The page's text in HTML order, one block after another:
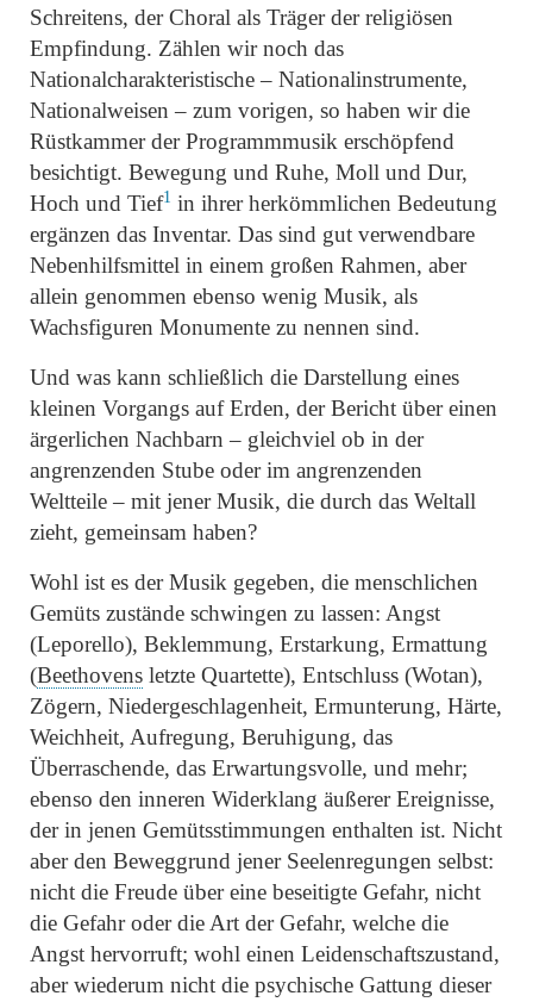
Schreitens, der Choral als Träger der religiösen
Empfindung. Zählen wir noch das
Nationalcharakteristische – Nationalinstrumente,
Nationalweisen – zum vorigen, so haben wir die
Rüstkammer der Programmmusik erschöpfend
besichtigt. Bewegung und Ruhe, Moll und Dur,
Hoch und Tief1 in ihrer herkömmlichen Bedeutung
ergänzen das Inventar. Das sind gut verwendbare
Nebenhilfsmittel in einem großen Rahmen, aber
allein genommen ebenso wenig Musik, als
Wachsfiguren Monumente zu nennen sind.
Und was kann schließlich die Darstellung eines
kleinen Vorgangs auf Erden, der Bericht über einen
ärgerlichen Nachbarn – gleichviel ob in der
angrenzenden Stube oder im angrenzenden
Weltteile – mit jener Musik, die durch das Weltall
zieht, gemeinsam haben?
Wohl ist es der Musik gegeben, die menschlichen
Gemüts zustände schwingen zu lassen: Angst
(Leporello), Beklemmung, Erstarkung, Ermattung
(Beethovens letzte Quartette), Entschluss (Wotan),
Zögern, Niedergeschlagenheit, Ermunterung, Härte,
Weichheit, Aufregung, Beruhigung, das
Überraschende, das Erwartungsvolle, und mehr;
ebenso den inneren Widerklang äußerer Ereignisse,
der in jenen Gemütsstimmungen enthalten ist. Nicht
aber den Beweggrund jener Seelenregungen selbst:
nicht die Freude über eine beseitigte Gefahr, nicht
die Gefahr oder die Art der Gefahr, welche die
Angst hervorruft; wohl einen Leidenschaftszustand,
aber wiederum nicht die psychische Gattung dieser